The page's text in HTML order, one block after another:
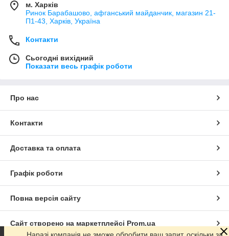
м. Харків
Ринок Барабашово, афганський майданчик, магазин 21-
П1-43, Харків, Україна
Контакти
Сьогодні вихідний
Показати весь графік роботи
Про нас
Контакти
Доставка та оплата
Графік роботи
Повна версія сайту
Сайт створено на маркетплейсі Prom.ua